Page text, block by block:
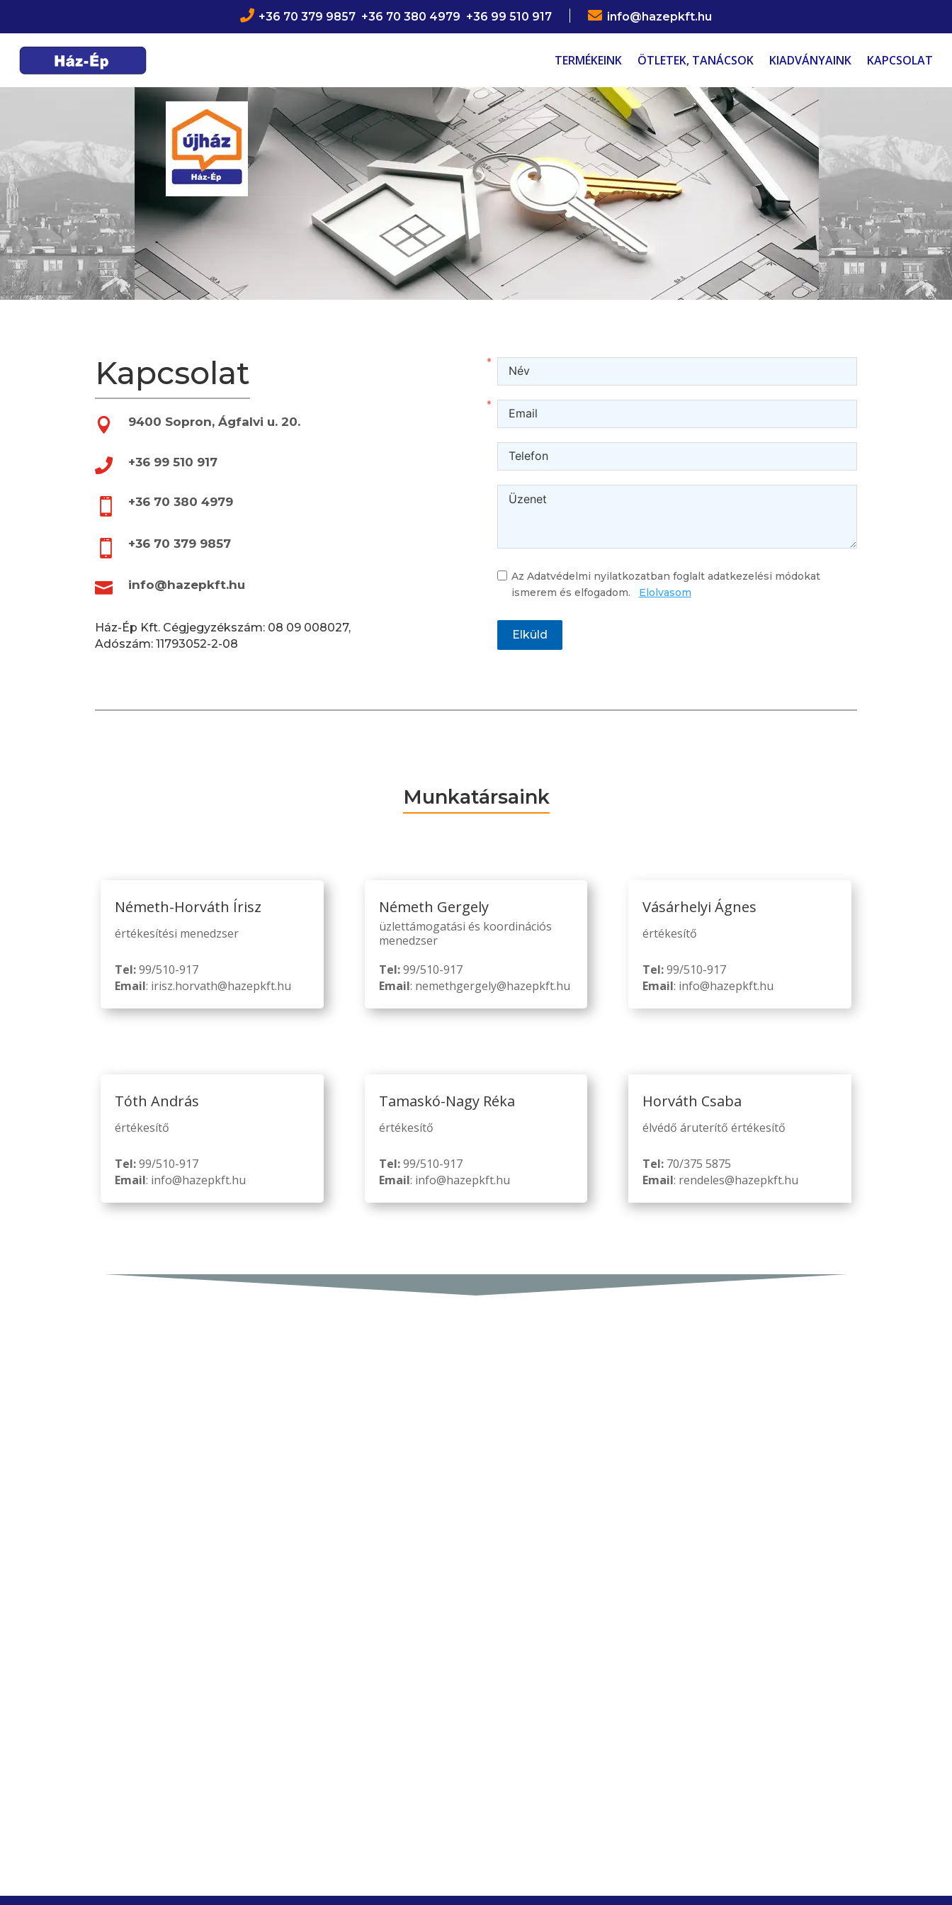
 +36 70 379 9857 +36 70 380 4979 +36 99 510 917  info@hazepkft.hu
TERMÉKEINK ÖTLETEK, TANÁCSOK KIADVÁNYAINK KAPCSOLAT
Kapcsolat
 9400 Sopron, Ágfalvi u. 20.
 +36 99 510 917
 +36 70 380 4979
 +36 70 379 9857
 info@hazepkft.hu
Ház-Ép Kft. Cégjegyzékszám: 08 09 008027,
Adószám: 11793052-2-08
Az Adatvédelmi nyilatkozatban foglalt adatkezelési módokat
ismerem és elfogadom. Elolvasom
Elküld
Munkatársaink
Németh-Horváth Írisz
értékesítési menedzser
Tel:99/510-917
Email: irisz.horvath@hazepkft.hu
Németh Gergely
üzlettámogatási és koordinációs
menedzser
Tel:99/510-917
Email: nemethgergely@hazepkft.hu
Vásárhelyi Ágnes
értékesítő
Tel:99/510-917
Email: info@hazepkft.hu
Tóth András
értékesítő
Tel:99/510-917
Email: info@hazepkft.hu
Tamaskó-Nagy Réka
értékesítő
Tel:99/510-917
Email: info@hazepkft.hu
Horváth Csaba
élvédő áruterítő értékesítő
Tel: 70/375 5875
Email: rendeles@hazepkft.hu